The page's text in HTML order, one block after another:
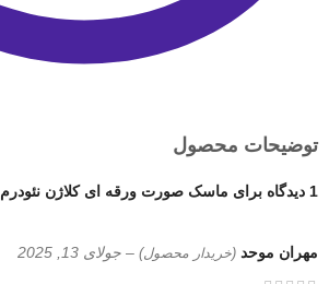
توضیحات محصول
1 دیدگاه برای ماسک صورت ورقه ای کلاژن نئودرم
مهران موحد (خریدار محصول) – جولای 13, 2025